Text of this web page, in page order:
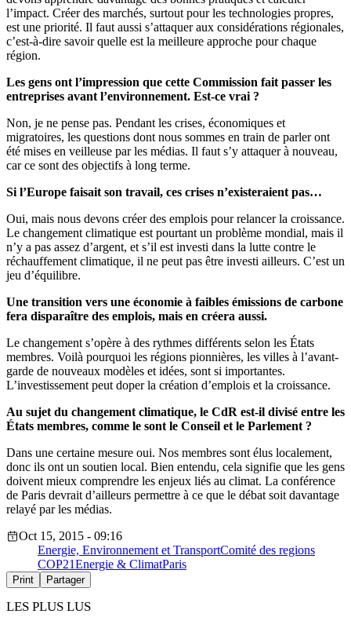
l’impact. Créer des marchés, surtout pour les technologies propres,
est une priorité. Il faut aussi s’attaquer aux considérations régionales,
c’est-à-dire savoir quelle est la meilleure approche pour chaque
région.
Les gens ont l’impression que cette Commission fait passer les
entreprises avant l’environnement. Est-ce vrai ?
Non, je ne pense pas. Pendant les crises, économiques et
migratoires, les questions dont nous sommes en train de parler ont
été mises en veilleuse par les médias. Il faut s’y attaquer à nouveau,
car ce sont des objectifs à long terme.
Si l’Europe faisait son travail, ces crises n’existeraient pas…
Oui, mais nous devons créer des emplois pour relancer la croissance.
Le changement climatique est pourtant un problème mondial, mais il
n’y a pas assez d’argent, et s’il est investi dans la lutte contre le
réchauffement climatique, il ne peut pas être investi ailleurs. C’est un
jeu d’équilibre.
Une transition vers une économie à faibles émissions de carbone
fera disparaître des emplois, mais en créera aussi.
Le changement s’opère à des rythmes différents selon les États
membres. Voilà pourquoi les régions pionnières, les villes à l’avant-
garde de nouveaux modèles et idées, sont si importantes.
L’investissement peut doper la création d’emplois et la croissance.
Au sujet du changement climatique, le CdR est-il divisé entre les
États membres, comme le sont le Conseil et le Parlement ?
Dans une certaine mesure oui. Nos membres sont élus localement,
donc ils ont un soutien local. Bien entendu, cela signifie que les gens
doivent mieux comprendre les enjeux liés au climat. La conférence
de Paris devrait d’ailleurs permettre à ce que le débat soit davantage
relayé par les médias.
Oct 15, 2015 - 09:16
Energie, Environnement et TransportComité des regions
COP21Energie & ClimatParis
Print Partager
LES PLUS LUS